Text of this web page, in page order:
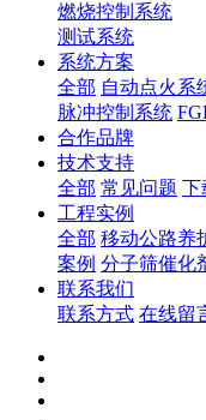
燃烧控制系统
测试系统
系统方案
全部 自动点火系
脉冲控制系统
合作品牌
技术支持
全部 常见问题 下
工程实例
全部 移动公路养
案例 分子筛催化
联系我们
联系方式 在线留